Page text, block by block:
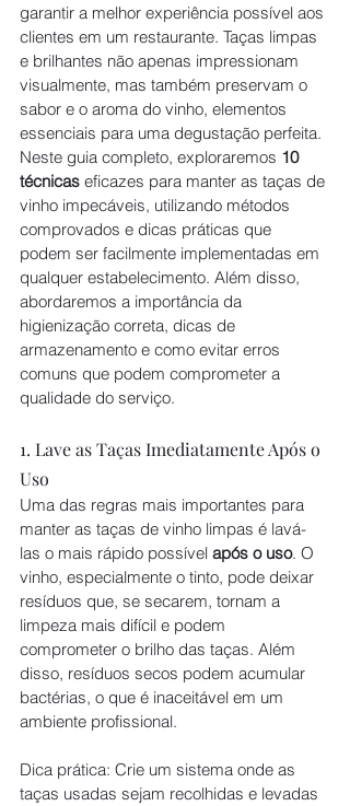
garantir a melhor experiência possível aos
clientes em um restaurante. Taças limpas
e brilhantes não apenas impressionam
visualmente, mas também preservam o
sabor e o aroma do vinho, elementos
essenciais para uma degustação perfeita.
Neste guia completo, exploraremos 10
técnicas eficazes para manter as taças de
vinho impecáveis, utilizando métodos
comprovados e dicas práticas que
podem ser facilmente implementadas em
qualquer estabelecimento. Além disso,
abordaremos a importância da
higienização correta, dicas de
armazenamento e como evitar erros
comuns que podem comprometer a
qualidade do serviço.
1. Lave as Taças Imediatamente Após o
Uso
Uma das regras mais importantes para
manter as taças de vinho limpas é lavá-
las o mais rápido possível após o uso. O
vinho, especialmente o tinto, pode deixar
resíduos que, se secarem, tornam a
limpeza mais difícil e podem
comprometer o brilho das taças. Além
disso, resíduos secos podem acumular
bactérias, o que é inaceitável em um
ambiente profissional.
Dica prática: Crie um sistema onde as
taças usadas sejam recolhidas e levadas